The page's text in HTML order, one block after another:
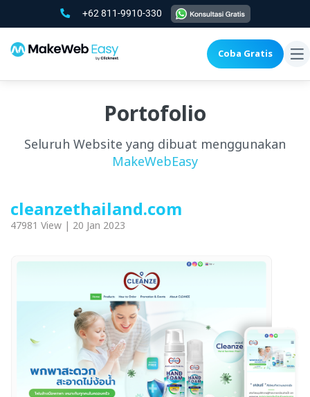
+62 811-9910-330
Coba Gratis
Portofolio
Seluruh Website yang dibuat menggunakan
MakeWebEasy
cleanzethailand.com
47981 View | 20 Jan 2023